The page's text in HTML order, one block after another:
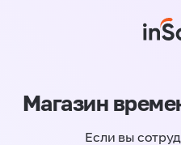
Магазин
Если вы